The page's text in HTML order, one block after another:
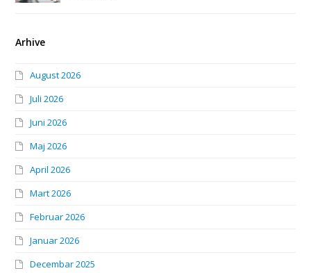
Arhive
August 2026
Juli 2026
Juni 2026
Maj 2026
April 2026
Mart 2026
Februar 2026
Januar 2026
Decembar 2025